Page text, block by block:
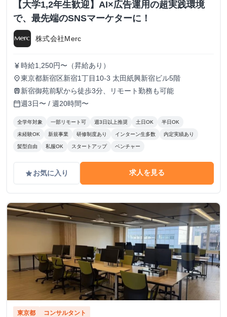
【大学1,2年生歓迎】AI×広告運用の超実践環境
で、最先端のSNSマーケターに！
株式会社Merc
currency_yen 時給1,250円〜（昇給あり）
place東京都新宿区新宿1丁目10-3 太田紙興新宿ビル5階
train 新宿御苑前駅から徒歩3分、リモート勤務も可能
calendar_today週3日〜 / 週20時間〜
全学年対象 一部リモート可 週3日以上推奨 土日OK 半日OK
未経験OK 新規事業 研修制度あり インターン生多数 内定実績あり
髪型自由 私服OK スタートアップ ベンチャー
gradeお気に入り 求人を見る
東京都 コンサルタント